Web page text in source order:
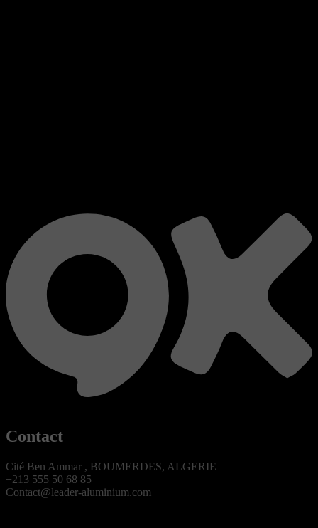
Contact
Cité Ben Ammar , BOUMERDES, ALGERIE
+213 555 50 68 85
Contact@leader-aluminium.com